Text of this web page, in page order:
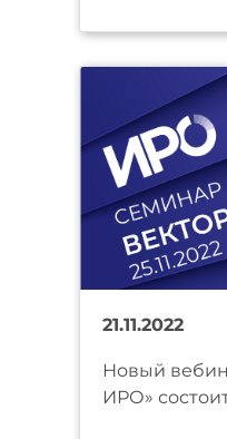
21.11.2022
Новый
ИРО»